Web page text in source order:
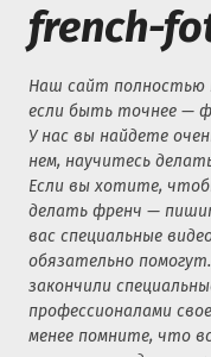
french-
Наш сайт полностью
если быть точнее —
У нас вы найдете
нем, научитесь
Если вы хотите,
делать френч —
вас специальные
обязательно
закончили
профессионалами
менее помните, что